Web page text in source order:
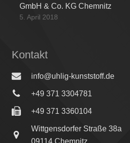
GmbH & Co. KG Chemnitz
5. April 2018
Kontakt
info@uhlig-kunststoff.de
+49 371 3304781
+49 371 3360104
Wittgensdorfer Straße 38a
09114 Chemnitz